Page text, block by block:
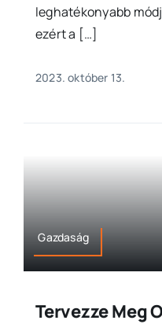
leghatékonyabb
ezért a […]
2023. október 13.
Gazdaság
Tervezze Meg